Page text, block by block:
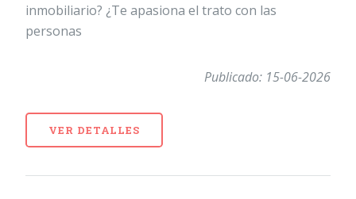
inmobiliario? ¿Te apasiona el trato con las
personas
Publicado: 15-06-2026
VER DETALLES